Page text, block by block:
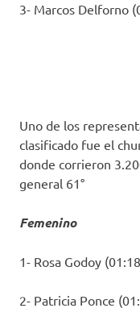
3- Marcos Delforno
Uno de los
clasificado fue el
donde corrieron
general 61°
Femenino
1- Rosa Godoy
2- Patricia Ponce